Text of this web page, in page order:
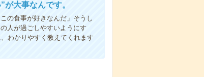
大事なんです。
の食事が好きなんだ」そうし
人が過ごしやすいようにす
わかりやすく教えてくれます